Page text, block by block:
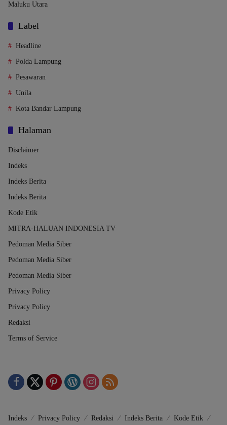
Maluku Utara
Label
Headline
Polda Lampung
Pesawaran
Unila
Kota Bandar Lampung
Halaman
Disclaimer
Indeks
Indeks Berita
Indeks Berita
Kode Etik
MITRA-HALUAN INDONESIA TV
Pedoman Media Siber
Pedoman Media Siber
Pedoman Media Siber
Privacy Policy
Privacy Policy
Redaksi
Terms of Service
Indeks Privacy Policy Redaksi Indeks Berita Kode Etik